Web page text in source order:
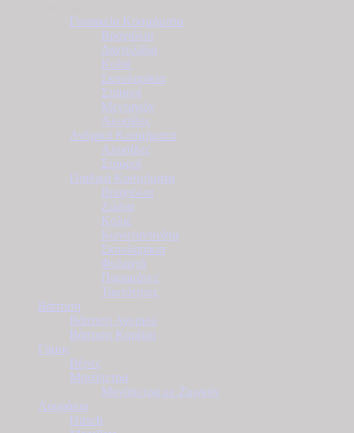
Γυναικεία Κοσμήματα
Βραχιόλια
Δαχτυλίδια
Κολιέ
Σκουλαρίκια
Σταυροί
Μενταγιόν
Αλυσίδες
Ανδρικά Κοσμήματα
Αλυσίδες
Σταυροί
Παιδικά Κοσμήματα
Βραχιόλια
Ζώδια
Κολιέ
Κωνσταντινάτα
Σκουλαρίκια
Φυλαχτά
Παραμάνες
Ταυτότητες
Βάπτιση
Βάπτιση Αγοριού
Βάπτιση Κορίτσι
Γάμος
Βέρες
Μονόπετρα
Μονόπετρα με Ζιργκόν
Λουράκια
Hirsch